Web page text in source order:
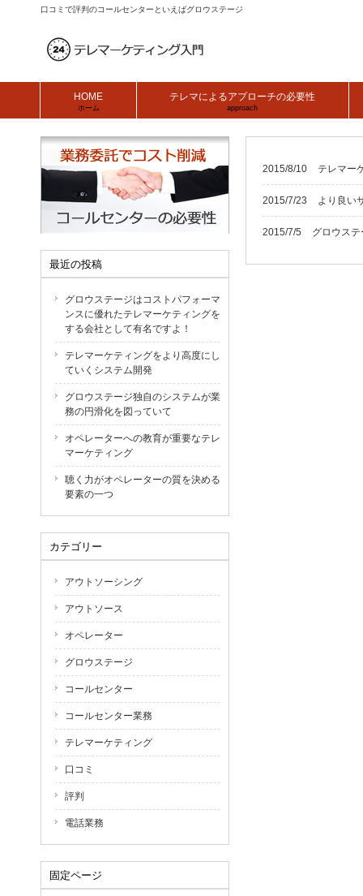
口コミで評判のコールセンターといえばグロウステージ
HOME
ホーム
テレマによるアプローチの必要性
approach
2015/8/10 テレマー
2015/7/23 より良い
2015/7/5 グロウス
最近の投稿
グロウステージはコストパフォーマ
ンスに優れたテレマーケティングを
する会社として有名ですよ！
テレマーケティングをより高度にし
ていくシステム開発
グロウステージ独自のシステムが業
務の円滑化を図っていて
オペレーターへの教育が重要なテレ
マーケティング
聴く力がオペレーターの質を決める
要素の一つ
カテゴリー
アウトソーシング
アウトソース
オペレーター
グロウステージ
コールセンター
コールセンター業務
テレマーケティング
口コミ
評判
電話業務
固定ページ